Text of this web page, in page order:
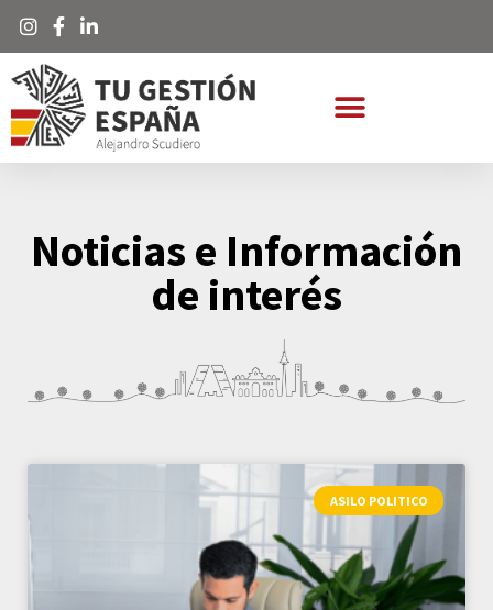
Noticias e Información
de interés
ASILO POLITICO